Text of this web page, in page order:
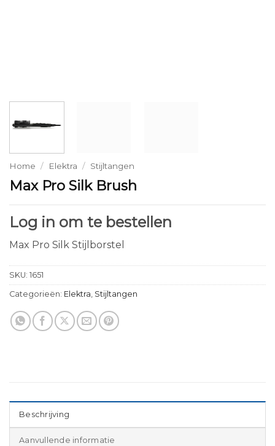
Home / Elektra / Stijltangen
Max Pro Silk Brush
Log in om te bestellen
Max Pro Silk Stijlborstel
SKU: 1651
Categorieën: Elektra Stijltangen
Beschrijving
Aanvullende informatie